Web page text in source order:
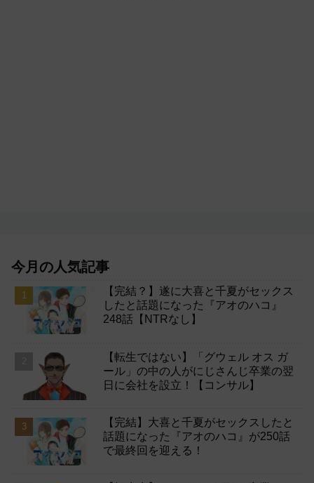
今月の人気記事
【完結？】遂に大喜と千夏がセックス
したと話題になった『アオのハコ』
248話【NTRなし】
【転生ではない】「グウェル オス ガ
ール」の中の人がにじさんじ卒業の翌
日に会社を設立！【コンサル】
【完結】大喜と千夏がセックスしたと
話題になった『アオのハコ』が250話
で最終回を迎える！